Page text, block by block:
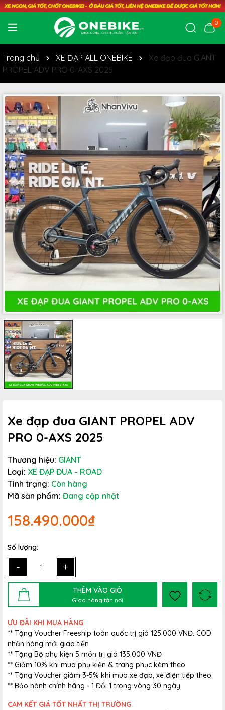
0
Trang chủ XE ĐẠP ALL ONEBIKE
Xe đạp đua GIANT
PROPEL ADV PRO 0-AXS 2025
Xe đạp đua GIANT PROPEL ADV
PRO 0-AXS 2025
Thương hiệu: GIANT
Loại: XE ĐẠP ĐUA - ROAD
Tình trạng: Còn hàng
Mã sản phẩm: Đang cập nhật
158.490.000₫
Số lượng:
- +
THÊM VÀO GIỎ
Giao hàng tận nơi
ƯU ĐÃI KHI MUA HÀNG
** Tặng Voucher Freeship toàn quốc trị giá 125.000 VNĐ. COD
nhận hàng mới giao tiền
** Tặng Bộ phụ kiện 5 món trị giá 135.000 VNĐ
** Giảm 10% khi mua phụ kiện & trang phục kèm theo
** Tặng Voucher giảm 3-5% khi mua xe đạp, xe điện tiếp theo.
** Bảo hành chính hãng - 1 Đổi 1 trong vòng 30 ngày
CAM KẾT GIÁ TỐT NHẤT THỊ TRƯỜNG